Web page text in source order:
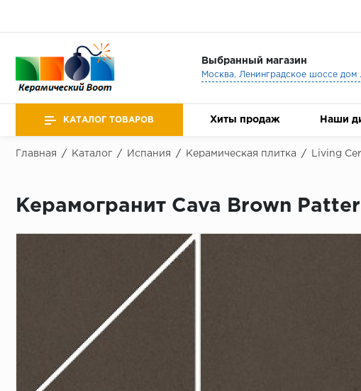
Выбранный магазин
Москва,
КАТАЛОГ ТОВАРОВ Хиты продаж Наши
Главная / Каталог / Испания / Керамическая плитка / Living
Керамогранит Cava Brown